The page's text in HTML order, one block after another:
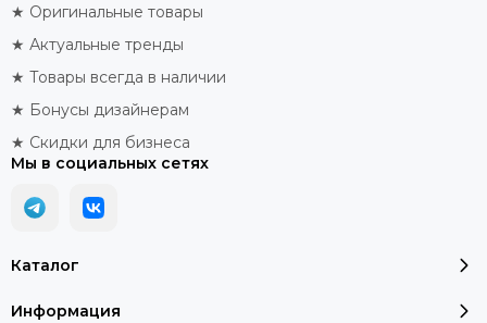
Каталог
Информация
★ Оригинальные товары
★ Актуальные тренды
★ Товары всегда в наличии
★ Бонусы дизайнерам
★ Скидки для бизнеса
Мы в социальных сетях